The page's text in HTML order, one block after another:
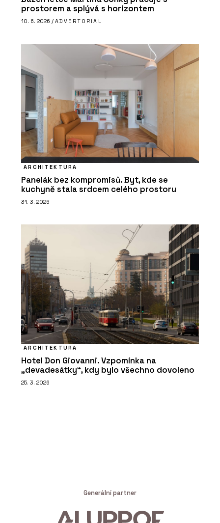
prostorem a splývá s horizontem
10. 6. 2026 / ADVERTORIAL
ARCHITEKTURA
Panelák bez kompromisů. Byt, kde se
kuchyně stala srdcem celého prostoru
31. 3. 2026
ARCHITEKTURA
Hotel Don Giovanni. Vzpomínka na
„devadesátky“, kdy bylo všechno dovoleno
25. 3. 2026
Generální partner